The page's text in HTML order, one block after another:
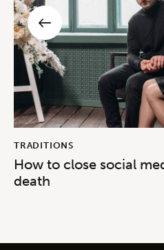
TRADITIONS
How to close social
death